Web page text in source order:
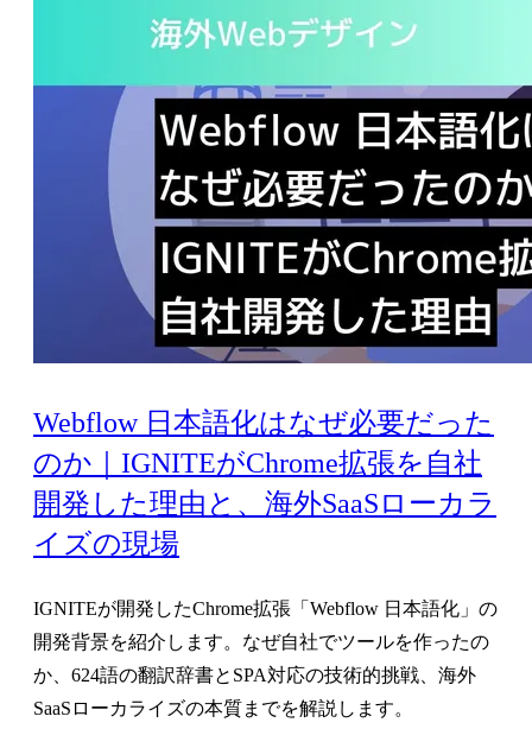
Webflow 日本語化はなぜ必要だった
のか｜IGNITEがChrome拡張を自社
開発した理由と、海外SaaSローカラ
イズの現場
IGNITEが開発したChrome拡張「Webflow 日本語化」の
開発背景を紹介します。なぜ自社でツールを作ったの
か、624語の翻訳辞書とSPA対応の技術的挑戦、海外
SaaSローカライズの本質までを解説します。